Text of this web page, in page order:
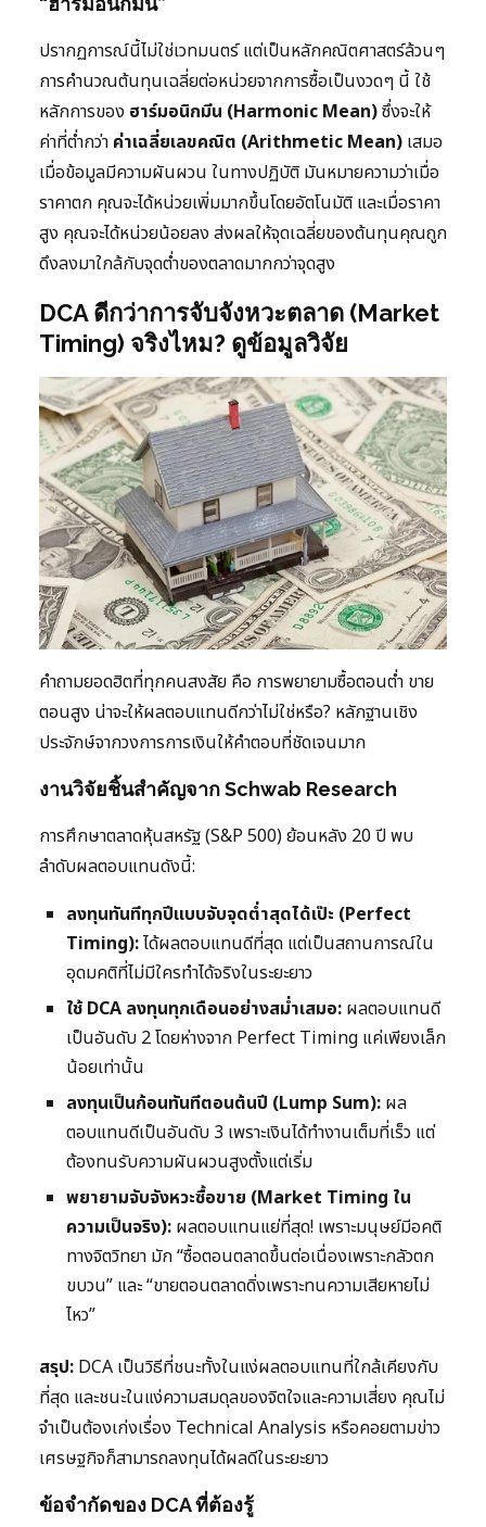
ปรากฏการณ์นี้ไม่ใช่เวทมนตร์ แต่เป็นหลักคณิตศาสตร์ล้วนๆ
การคำนวณต้นทุนเฉลี่ยต่อหน่วยจากการซื้อเป็นงวดๆ นี้ ใช้
หลักการของ ฮาร์มอนิกมีน (Harmonic Mean)ซึ่งจะให้
ค่าที่ต่ำกว่า ค่าเฉลี่ยเลขคณิต (Arithmetic Mean) เสมอ
เมื่อข้อมูลมีความผันผวน ในทางปฏิบัติ มันหมายความว่าเมื่อ
ราคาตก คุณจะได้หน่วยเพิ่มมากขึ้นโดยอัตโนมัติ และเมื่อราคา
สูง คุณจะได้หน่วยน้อยลง ส่งผลให้จุดเฉลี่ยของต้นทุนคุณถูก
ดึงลงมาใกล้กับจุดต่ำของตลาดมากกว่าจุดสูง
DCA ดีกว่าการจับจังหวะตลาด (Market
Timing) จริงไหม? ดูข้อมูลวิจัย
คำถามยอดฮิตที่ทุกคนสงสัย คือ การพยายามซื้อตอนต่ำ ขาย
ตอนสูง น่าจะให้ผลตอบแทนดีกว่าไม่ใช่หรือ? หลักฐานเชิง
ประจักษ์จากวงการการเงินให้คำตอบที่ชัดเจนมาก
งานวิจัยชิ้นสำคัญจาก Schwab Research
การศึกษาตลาดหุ้นสหรัฐ (S&P 500) ย้อนหลัง 20 ปี พบ
ลำดับผลตอบแทนดังนี้:
ลงทุนทันทีทุกปีแบบจับจุดต่ำสุดได้เป๊ะ (Perfect
Timing):ได้ผลตอบแทนดีที่สุด แต่เป็นสถานการณ์ใน
อุดมคติที่ไม่มีใครทำได้จริงในระยะยาว
ใช้ DCA ลงทุนทุกเดือนอย่างสม่ำเสมอ: ผลตอบแทนดี
เป็นอันดับ 2 โดยห่างจาก Perfect Timing แค่เพียงเล็ก
น้อยเท่านั้น
ลงทุนเป็นก้อนทันทีตอนต้นปี (Lump Sum): ผล
ตอบแทนดีเป็นอันดับ 3 เพราะเงินได้ทำงานเต็มที่เร็ว แต่
ต้องทนรับความผันผวนสูงตั้งแต่เริ่ม
พยายามจับจังหวะซื้อขาย (Market Timing ใน
ความเป็นจริง): ผลตอบแทนแย่ที่สุด! เพราะมนุษย์มีอคติ
ทางจิตวิทยา มัก “ซื้อตอนตลาดขึ้นต่อเนื่องเพราะกลัวตก
ขบวน” และ “ขายตอนตลาดดิ่งเพราะทนความเสียหายไม่
ไหว”
สรุป: DCA เป็นวิธีที่ชนะทั้งในแง่ผลตอบแทนที่ใกล้เคียงกับ
ที่สุด และชนะในแง่ความสมดุลของจิตใจและความเสี่ยง คุณไม่
จำเป็นต้องเก่งเรื่อง Technical Analysis หรือคอยตามข่าว
เศรษฐกิจก็สามารถลงทุนได้ผลดีในระยะยาว
ข้อจำกัดของ DCA ที่ต้องรู้